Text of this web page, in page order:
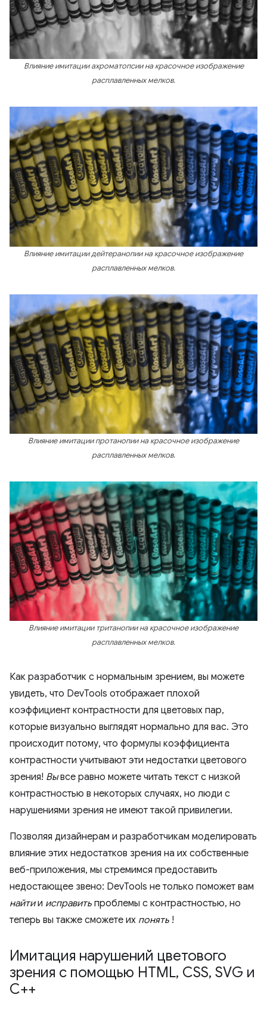
Влияние имитации ахроматопсии на красочное изображение
расплавленных мелков.
Влияние имитации дейтеранопии на красочное изображение
расплавленных мелков.
Влияние имитации протанопии на красочное изображение
расплавленных мелков.
Влияние имитации тританопии на красочное изображение
расплавленных мелков.
Как разработчик с нормальным зрением, вы можете
увидеть, что DevTools отображает плохой
коэффициент контрастности для цветовых пар,
которые визуально выглядят нормально для вас. Это
происходит потому, что формулы коэффициента
контрастности учитывают эти недостатки цветового
зрения! Вывсе равно можете читать текст с низкой
контрастностью в некоторых случаях, но люди с
нарушениями зрения не имеют такой привилегии.
Позволяя дизайнерам и разработчикам моделировать
влияние этих недостатков зрения на их собственные
веб-приложения, мы стремимся предоставить
недостающее звено: DevTools не только поможет вам
найтии исправить проблемы с контрастностью, но
теперь вы также сможете их понять !
Имитация нарушений цветового
зрения с помощью HTML, CSS, SVG и
C++